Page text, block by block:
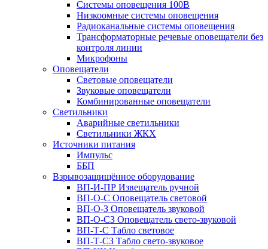
Системы оповещения 100В
Низкоомные системы оповещения
Радиоканальные системы оповещения
Трансформаторные речевые оповещатели без
контроля линии
Микрофоны
Оповещатели
Световые оповещатели
Звуковые оповещатели
Комбинированные оповещатели
Светильники
Аварийные светильники
Светильники ЖКХ
Источники питания
Импульс
ББП
Взрывозащищённое оборудование
ВП-И-ПР Извещатель ручной
ВП-О-С Оповещатель световой
ВП-О-З Оповещатель звуковой
ВП-О-СЗ Оповещатель свето-звуковой
ВП-Т-С Табло световое
ВП-Т-СЗ Табло свето-звуковое